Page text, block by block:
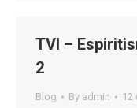
TVI –
2
Blog By admin 12